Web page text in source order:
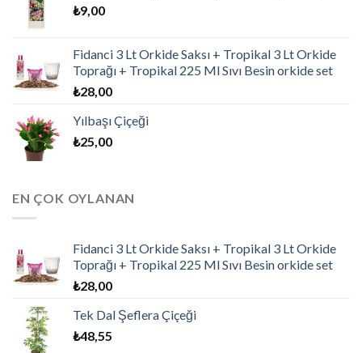
₺9,00
Fidanci 3 Lt Orkide Saksı + Tropikal 3 Lt Orkide
Toprağı + Tropikal 225 Ml Sıvı Besin orkide set
₺28,00
Yılbaşı Çiçeği
₺25,00
EN ÇOK OYLANAN
Fidanci 3 Lt Orkide Saksı + Tropikal 3 Lt Orkide
Toprağı + Tropikal 225 Ml Sıvı Besin orkide set
₺28,00
Tek Dal Şeflera Çiçeği
₺48,55